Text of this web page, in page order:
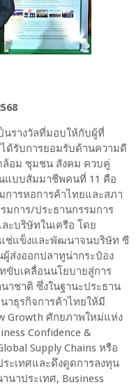
รางวัลที่มอบให้กับผู้ที่
ด้รับการยอมรับด้านความดี
ล้อม ชุมชน สังคม ควบคู่
แบบสัมมาชีพคนที่ 11 คือ
ารหอการค้าไทยและสภา
มการ/ประธานกรรมการ
ะบริษัทในเครือ โดย
แช่แข็งและพัฒนาจนบริษัท ซี
ส่งออกปลาทูน่ากระป๋อง
ขับเคลื่อนนโยบายสู่การ
าชาติ ซึ่งในฐานะประธาน
าธุรกิจการค้าไทยให้มี
Growth ศักยภาพใหม่แห่ง
Confidence &
Supply Chains หรือ
ะเทศและดึงดูดการลงทุน
นาประเทศ, Business